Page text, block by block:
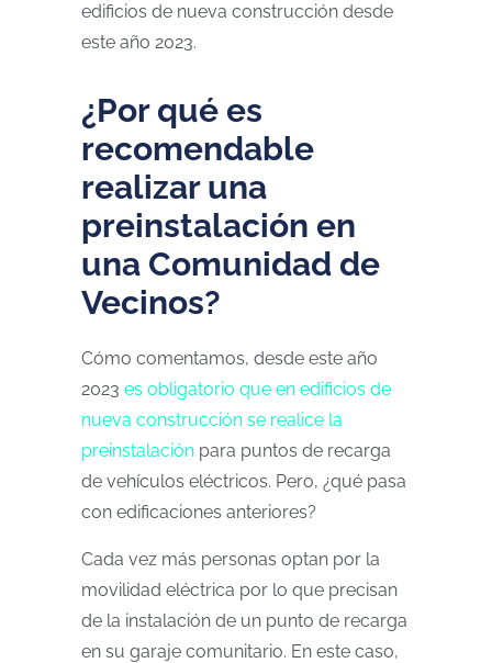
edificios de nueva construcción desde
este año 2023.
¿Por qué es
recomendable
realizar una
preinstalación en
una Comunidad de
Vecinos?
Cómo comentamos, desde este año
2023 es obligatorio que en edificios de
nueva construcción se realice la
preinstalación para puntos de recarga
de vehículos eléctricos. Pero, ¿qué pasa
con edificaciones anteriores?
Cada vez más personas optan por la
movilidad eléctrica por lo que precisan
de la instalación de un punto de recarga
en su garaje comunitario. En este caso,